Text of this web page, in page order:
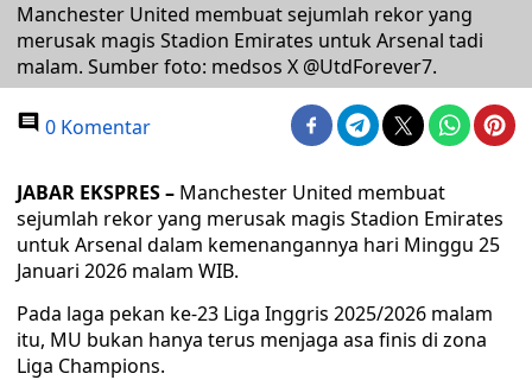
Manchester United membuat sejumlah rekor yang
merusak magis Stadion Emirates untuk Arsenal tadi
malam. Sumber foto: medsos X @UtdForever7.
0 Komentar
JABAR EKSPRES – Manchester United membuat
sejumlah rekor yang merusak magis Stadion Emirates
untuk Arsenal dalam kemenangannya hari Minggu 25
Januari 2026 malam WIB.
Pada laga pekan ke-23 Liga Inggris 2025/2026 malam
itu, MU bukan hanya terus menjaga asa finis di zona
Liga Champions.